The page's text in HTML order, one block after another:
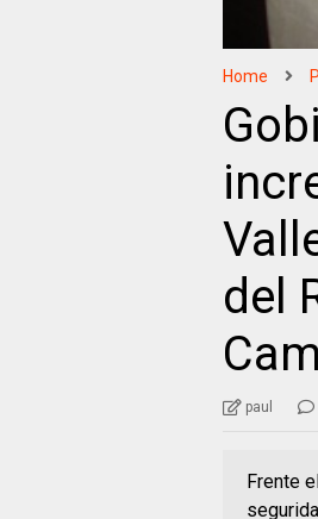
Home
del
paul
Frente